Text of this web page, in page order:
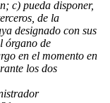
c) pueda disponer,
de la
designado con sus
órgano de
en el momento en
los dos